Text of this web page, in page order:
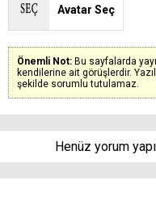
Avatar Seç
Önemli Not: Bu sayfalarda
kendilerine ait görüşlerdir.
şekilde sorumlu tutulamaz.
Henüz yorum